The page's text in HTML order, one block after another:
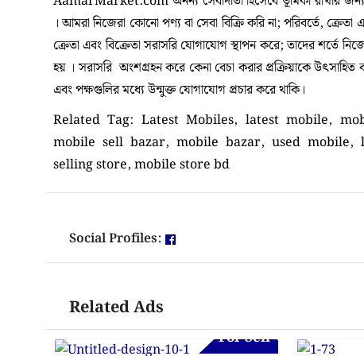
। আমরা নিজেরা কোনো পণ্য বা সেবা বিক্রি করি না; পরিবর্তে,
ক্রেতা এবং বিক্রেতা সরাসরি যোগাযোগ স্থাপন করে; তাদের শর্তে
হয় । সরাসরি অংশগ্রহন করে কেনা বেচা করার প্রক্রিয়াকে উৎসাহিত
এবং পক্ষগুলির মধ্যে উন্মুক্ত যোগাযোগ প্রচার করে থাকি।
Related Tag: Latest Mobiles, latest mobile,
mobile sell bazar, mobile bazar, used mobile,
selling store, mobile store bd
Social Profiles:
Related Ads
For Sell